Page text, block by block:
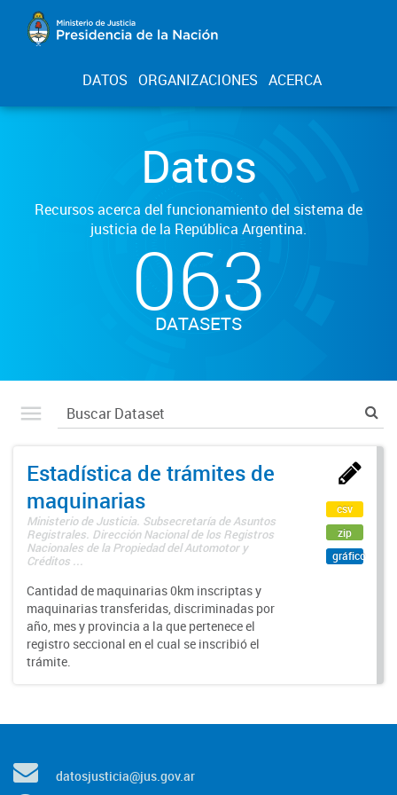
DATOS ORGANIZACIONES ACERCA
Datos
Recursos acerca del funcionamiento del sistema de
justicia de la República Argentina.
063
DATASETS
Estadística de trámites de
maquinarias
Ministerio de Justicia. Subsecretaría de Asuntos
Registrales. Dirección Nacional de los Registros
Nacionales de la Propiedad del Automotor y
Créditos ...
Cantidad de maquinarias 0km inscriptas y
maquinarias transferidas, discriminadas por
año, mes y provincia a la que pertenece el
registro seccional en el cual se inscribió el
trámite.
csv
zip
gráfico
datosjusticia@jus.gov.ar